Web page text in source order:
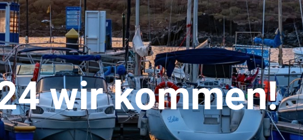
wir kommen!